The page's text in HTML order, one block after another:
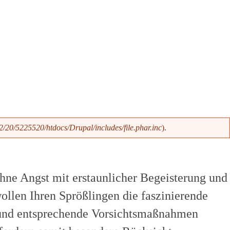
20/5225520/htdocs/Drupal/includes/file.phar.inc).
Angst mit erstaunlicher Begeisterung und
Ihren Sprößlingen die faszinierende
entsprechende Vorsichtsmaßnahmen